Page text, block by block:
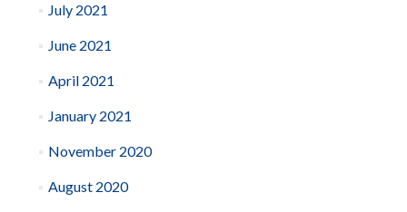
July 2021
June 2021
April 2021
January 2021
November 2020
August 2020